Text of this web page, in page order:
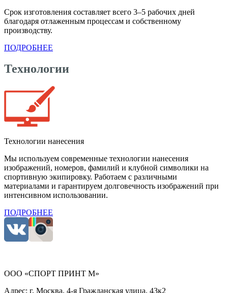
Срок изготовления составляет всего 3–5 рабочих дней
благодаря отлаженным процессам и собственному
производству.
ПОДРОБНЕЕ
Технологии
Технологии нанесения
Мы используем современные технологии нанесения
изображений, номеров, фамилий и клубной символики на
спортивную экипировку. Работаем с различными
материалами и гарантируем долговечность изображений при
интенсивном использовании.
ПОДРОБНЕЕ
ООО «СПОРТ ПРИНТ М»
Адрес: г. Москва, 4-я Гражданская улица, 43к2